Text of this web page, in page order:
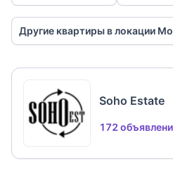
Другие квартиры в локации
Soho Estate
172